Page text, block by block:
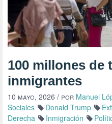
100 millones de
inmigrantes
10 mayo, 2026 / por Manuel
Sociales
Donald Trump
Derecha
Inmigración